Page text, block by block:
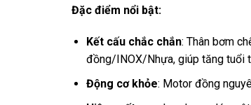
Đặc điểm nổi bật:
Kết cấu chắc chắn: Thân bơm
đồng/INOX/Nhựa, giúp tăng tuổi
Động cơ khỏe: Motor đồng